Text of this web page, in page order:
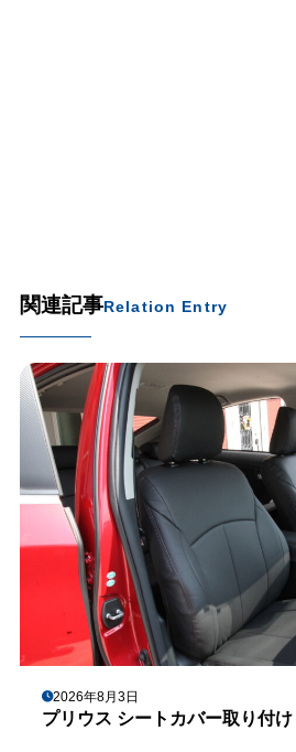
関連記事Relation Entry
2026年8月3日
プリウス シートカバー取り付け